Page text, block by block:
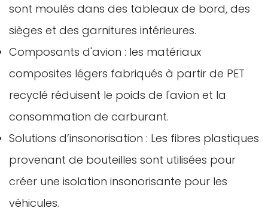
sont moulés dans des tableaux de bord, des
sièges et des garnitures intérieures.
Composants d'avion : les matériaux
composites légers fabriqués à partir de PET
recyclé réduisent le poids de l'avion et la
consommation de carburant.
Solutions d’insonorisation : Les fibres plastiques
provenant de bouteilles sont utilisées pour
créer une isolation insonorisante pour les
véhicules.